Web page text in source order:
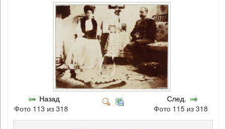
Назад
Фото 113 из 318
След.
Фото 115 из 318